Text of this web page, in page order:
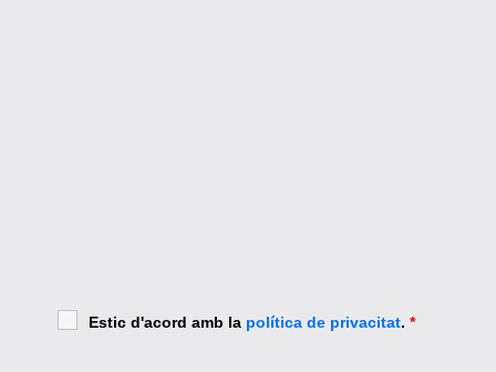
Estic d'acord amb lapolítica de privacitat. *